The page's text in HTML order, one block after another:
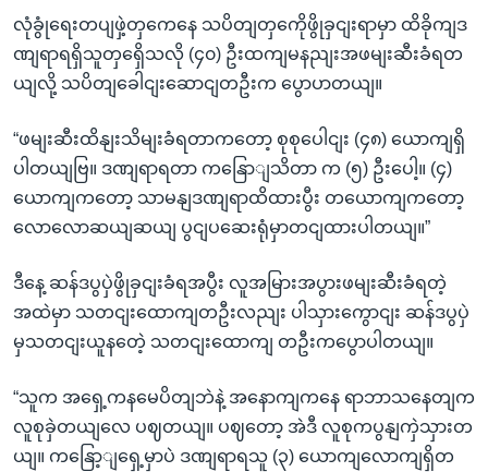
လုံခွုံရေးတပျဖှဲ့တှကေနေ သပိတျတှကေိုဖွိုခှငျးရာမှာ ထိခိုကျဒ
ဏျရာရရှိသူတှရှေိသလို (၄၀) ဦးထကျမနညျးအဖမျးဆီးခံရတ
ယျလို့ သပိတျခေါငျးဆောငျတဦးက ပွောပာတယျ။
“ဖမျးဆီးထိနျးသိမျးခံရတာကတော့ စုစုပေါငျး (၄၈) ယောကျရှိ
ပါတယျဗြ။ ဒဏျရာရတာ ကနြောျသိတာ က (၅) ဦးပေါ့။ (၄)
ယောကျကတော့ သာမနျဒဏျရာထိထားပွီး တယောကျကတော့
လောလောဆယျဆယျ ပွငျပဆေးရုံမှာတငျထားပါတယျ။”
ဒီနေ့ ဆန်ဒပွပှဲဖွိုခှငျးခံရအပွီး လူအမြားအပွားဖမျးဆီးခံရတဲ့
အထဲမှာ သတငျးထောကျတဦးလညျး ပါသှားကွောငျး ဆန်ဒပွပှဲ
မှသတငျးယူနတေဲ့ သတငျးထောကျ တဦးကပွောပါတယျ။
“သူက အရှေ့ကနမေပိတျဘဲနဲ့ အနောကျကနေ ရာဘာသနေတျက
လူစုခှဲတယျလေ ပဈတယျ။ ပဈတော့ အဲဒီ လူစုကပွနျကှဲသှားတ
ယျ။ ကနြော့ျရှေ့မှာပဲ ဒဏျရာရသူ (၃) ယောကျလောကျရှိတ